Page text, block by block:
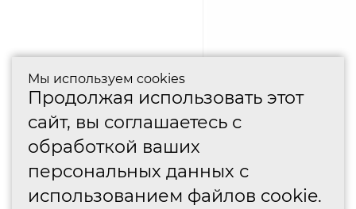
Мы используем cookies
Продолжая использовать этот
сайт, вы соглашаетесь с
обработкой ваших
персональных данных с
использованием файлов cookie.